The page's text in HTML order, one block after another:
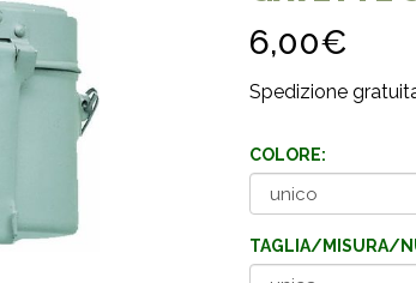
6,00€
Spedizione
COLORE:
TAGLIA/MISURA/